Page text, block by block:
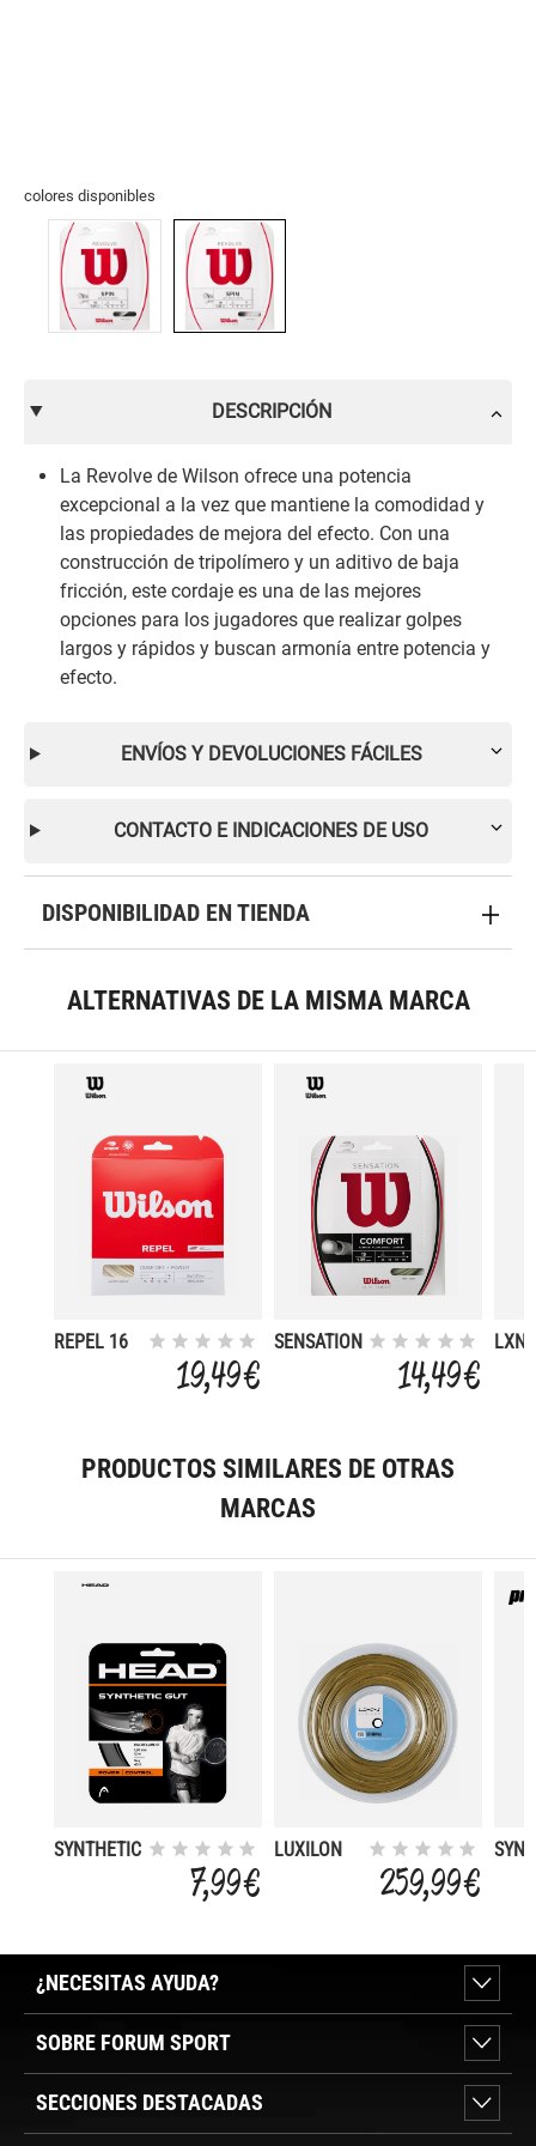
colores disponibles
DESCRIPCIÓN
La Revolve de Wilson ofrece una potencia
excepcional a la vez que mantiene la comodidad y
las propiedades de mejora del efecto. Con una
construcción de tripolímero y un aditivo de baja
fricción, este cordaje es una de las mejores
opciones para los jugadores que realizar golpes
largos y rápidos y buscan armonía entre potencia y
efecto.
ENVÍOS Y DEVOLUCIONES FÁCILES
CONTACTO E INDICACIONES DE USO
DISPONIBILIDAD EN TIENDA
ALTERNATIVAS DE LA MISMA MARCA
REPEL 16
19,49 €
SENSATION
14,49 €
LXN
PRODUCTOS SIMILARES DE OTRAS
MARCAS
SYNTHETIC
7,99 €
LUXILON
259,99 €
¿NECESITAS AYUDA?
SOBRE FORUM SPORT
SECCIONES DESTACADAS